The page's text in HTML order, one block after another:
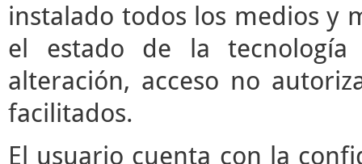
instalado todos los medios y
el estado de la
alteración, acceso no
facilitados.
El usuario cuenta con la